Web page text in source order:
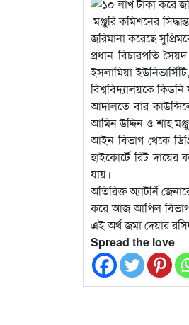
মঞ্জুরি কমিশনের
জরিমানা করেছে
প্রধান বিচারপতি
ইসলামিয়া
বিশ্ববিদ্যালয়কে
আদালতে বার
আমিন উদ্দিন ও শাহ
আইন বিভাগ থেকে
হাইকোর্টে রিট দায়ের
যায়।
অতিরিক্ত অ্যাটর্নি
করে আজ আপিল বিভাগ
এই অর্থ জমা দেয়ার
Spread the love